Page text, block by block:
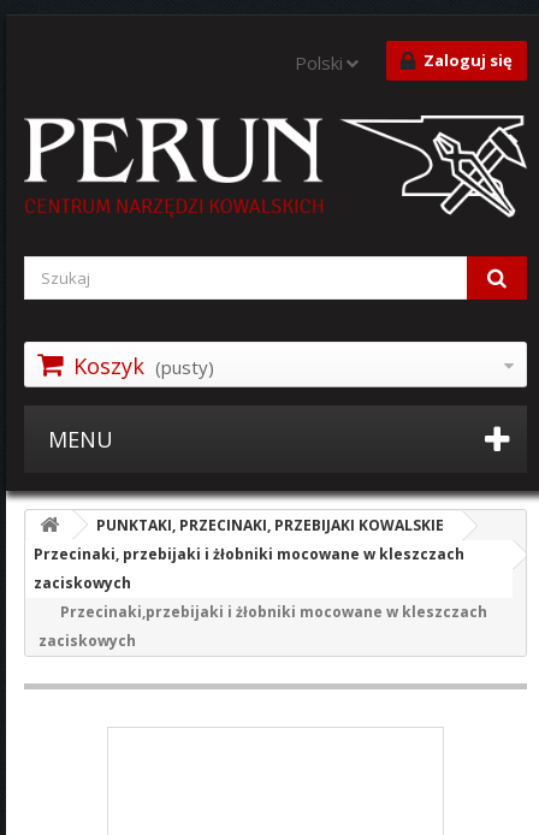
Zaloguj się
Polski
Koszyk (pusty)
MENU
PUNKTAKI, PRZECINAKI, PRZEBIJAKI KOWALSKIE
Przecinaki, przebijaki i żłobniki mocowane w kleszczach
zaciskowych
Przecinaki,przebijaki i żłobniki mocowane w kleszczach
zaciskowych